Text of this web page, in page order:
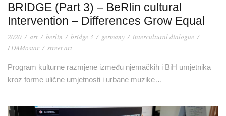
BRIDGE (Part 3) – BeRlin cultural
Intervention – Differences Grow Equal
2020 / art / berlin / bridge 3 / germany / intercultural dialogue /
LDAMostar / street art
Program kulturne razmjene između njemačkih i BiH umjetnika
kroz forme ulične umjetnosti i urbane muzike…